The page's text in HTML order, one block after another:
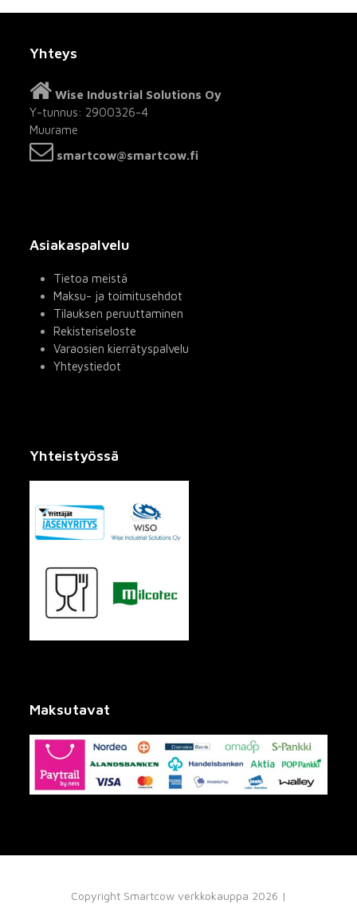
Yhteys
Wise Industrial Solutions Oy
Y-tunnus: 2900326-4
Muurame
smartcow@smartcow.fi
Asiakaspalvelu
Tietoa meistä
Maksu- ja toimitusehdot
Tilauksen peruuttaminen
Rekisteriseloste
Varaosien kierrätyspalvelu
Yhteystiedot
Yhteistyössä
Maksutavat
Copyright Smartcow verkkokauppa 2026 |